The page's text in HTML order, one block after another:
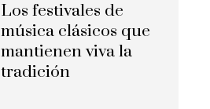
Los festivales de
música clásicos que
mantienen viva la
tradición